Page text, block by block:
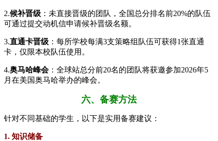
2.​候补晋级​ ​：未直接晋级的团队，全国总分排名前20%的队伍
可通过提交动机信申请候补晋级名额。
3.​直通卡晋级​ ​：每所学校每满3支策略组队伍可获得1张直通
卡，仅限本校队伍使用。
4.​奥马哈峰会​​：全球站总分前20名的团队将获邀参加2026年5
月在美国奥马哈举办的峰会。
六、备赛方法
针对不同基础的学生，以下是实用备赛建议：
1. 知识储备